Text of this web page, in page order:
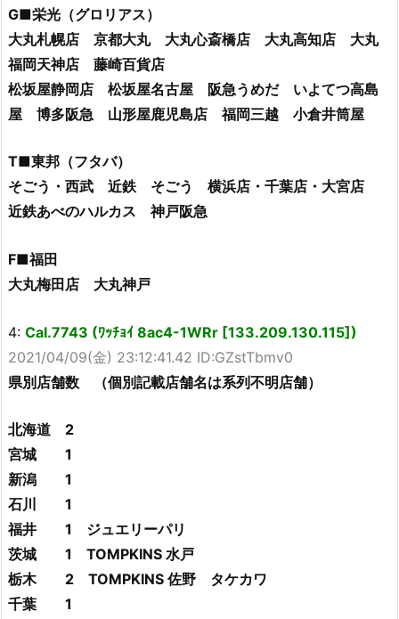
G■栄光（グロリアス）
大丸札幌店 京都大丸 大丸心斎橋店 大丸高知店 大丸
福岡天神店 藤崎百貨店
松坂屋静岡店 松坂屋名古屋 阪急うめだ いよてつ高島
屋 博多阪急 山形屋鹿児島店 福岡三越 小倉井筒屋
T■東邦（フタバ）
そごう・西武 近鉄 そごう 横浜店・千葉店・大宮店
近鉄あべのハルカス 神戸阪急
F■福田
大丸梅田店 大丸神戸
4: Cal.7743 (ﾜｯﾁｮｲ 8ac4-1WRr [133.209.130.115])
2021/04/09(金) 23:12:41.42 ID:GZstTbmv0
県別店舗数 （個別記載店舗名は系列不明店舗）
北海道 2
宮城 1
新潟 1
石川 1
福井 1 ジュエリーパリ
茨城 1 TOMPKINS 水戸
栃木 2 TOMPKINS 佐野 タケカワ
千葉 1